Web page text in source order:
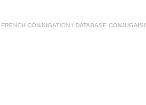
FRENCH CONJUGATION / DATABASE